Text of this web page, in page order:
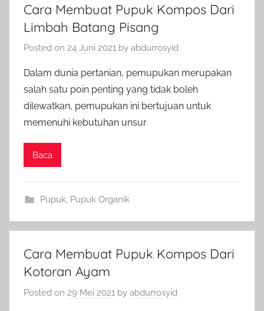
Cara Membuat Pupuk Kompos Dari
Limbah Batang Pisang
Posted on 24 Juni 2021 by abdurrosyid
Dalam dunia pertanian, pemupukan merupakan
salah satu poin penting yang tidak boleh
dilewatkan, pemupukan ini bertujuan untuk
memenuhi kebutuhan unsur
Baca
Pupuk, Pupuk Organik
Cara Membuat Pupuk Kompos Dari
Kotoran Ayam
Posted on 29 Mei 2021 by abdurrosyid